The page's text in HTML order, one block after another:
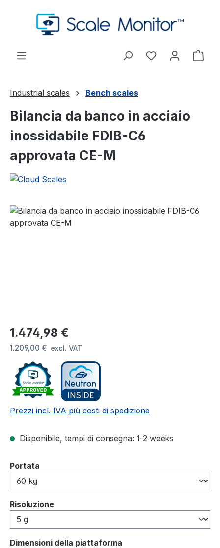
Passa al contenuto principale
Hai 0 articoliIl
Industrial scales Bench scales
Bilancia da banco in acciaio
inossidabile FDIB-C6
approvata CE-M
Prezzo normale:
1.474,98 €
1.209,00 € excl. VAT
Prezzi incl. IVA più costi di spedizione
Disponibile, tempi di consegna: 1-2 weeks
Seleziona
Portata
Seleziona
Risoluzione
Seleziona
Dimensioni della piattaforma